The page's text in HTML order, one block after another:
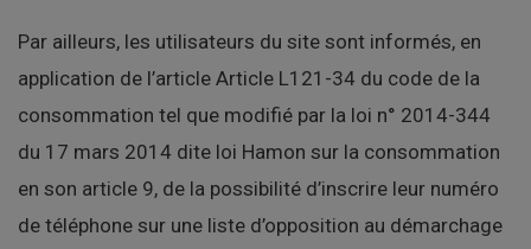
Par ailleurs, les utilisateurs du site sont informés, en
application de l’article Article L121-34 du code de la
consommation tel que modifié par la loi n° 2014-344
du 17 mars 2014 dite loi Hamon sur la consommation
en son article 9, de la possibilité d’inscrire leur numéro
de téléphone sur une liste d’opposition au démarchage